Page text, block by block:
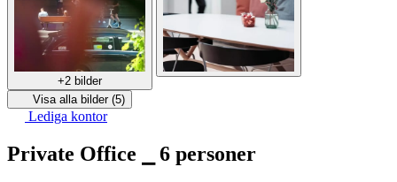
+2 bilder
Visa alla bilder (5)
Lediga kontor
Private Office ⎯ 6 personer